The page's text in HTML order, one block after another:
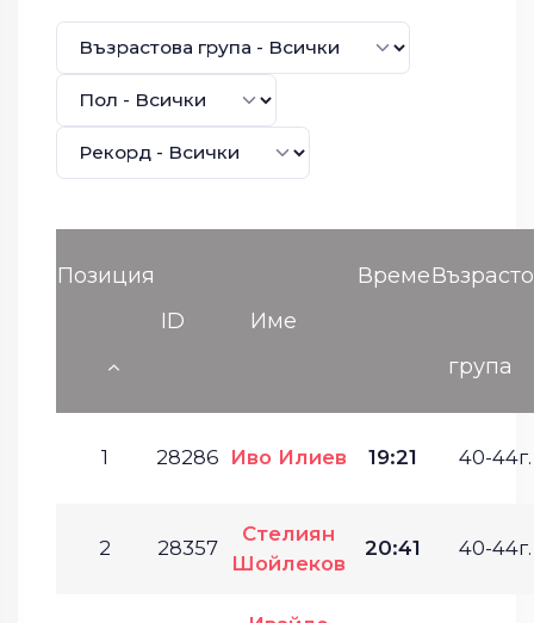
Позиция
ID
Име
Време
група
1 28286 Иво Илиев 19:21 40-44г.
2 28357
Стелиян
Шойлеков
20:41 40-44г.